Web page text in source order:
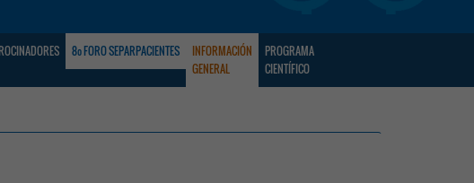
8º FORO SEPARPACIENTES
INFORMACIÓN
GENERAL
PROGRAMA
CIENTÍFICO